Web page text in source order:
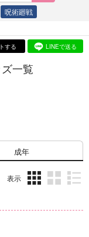
呪術廻戦
する LINEで送る
一覧
成年
表示
ム
ム
ム